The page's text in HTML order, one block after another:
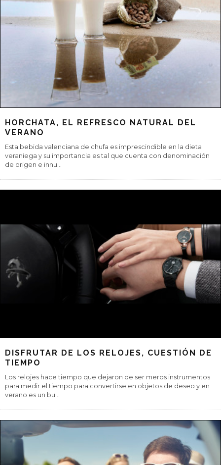
TU MÓVIL TE BUSCA PLAZA DE PARKING
Cuando viajamos y no conocemos las ciudades, las aplicaciones
de los dispositivos móviles nos ayudan a aparcar nuestro coche
de forma sencil...
HORCHATA, EL REFRESCO NATURAL DEL
VERANO
Esta bebida valenciana de chufa es imprescindible en la dieta